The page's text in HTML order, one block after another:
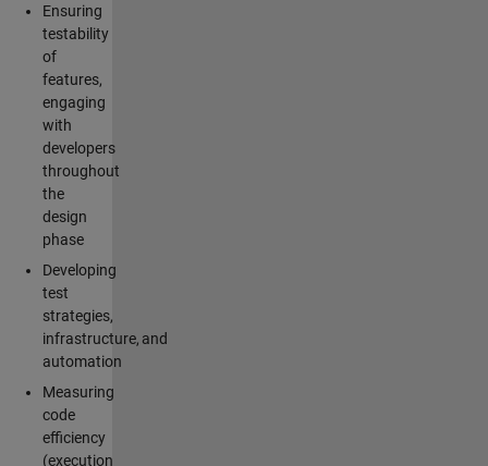
Ensuring
testability
of
features,
engaging
with
developers
throughout
the
design
phase
Developing
test
strategies,
infrastructure, and
automation
Measuring
code
efficiency
(execution